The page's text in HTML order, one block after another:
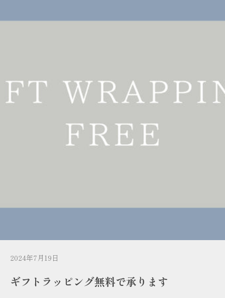
2024年7月19日
ギフトラッピング無料で承ります